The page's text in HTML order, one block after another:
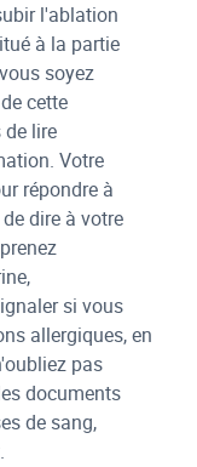
l'ablation
à la partie
soyez
cette
lire
Votre
répondre à
dire à votre
si vous
allergiques, en
pas
documents
de sang,